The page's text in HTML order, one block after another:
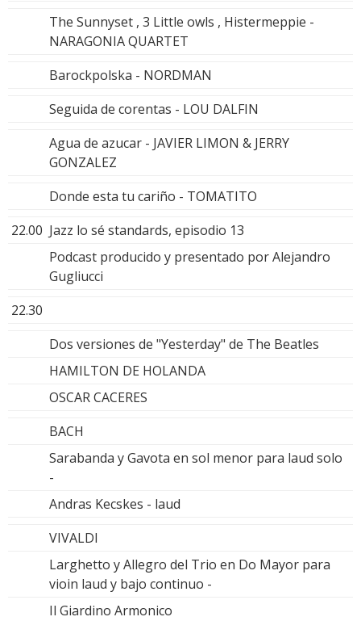
The Sunnyset , 3 Little owls , Histermeppie -
NARAGONIA QUARTET
Barockpolska - NORDMAN
Seguida de corentas - LOU DALFIN
Agua de azucar - JAVIER LIMON & JERRY
GONZALEZ
Donde esta tu cariño - TOMATITO
22.00 Jazz lo sé standards, episodio 13
Podcast producido y presentado por Alejandro
Gugliucci
22.30
Dos versiones de "Yesterday" de The Beatles
HAMILTON DE HOLANDA
OSCAR CACERES
BACH
Sarabanda y Gavota en sol menor para laud solo
-
Andras Kecskes - laud
VIVALDI
Larghetto y Allegro del Trio en Do Mayor para
vioin laud y bajo continuo -
Il Giardino Armonico